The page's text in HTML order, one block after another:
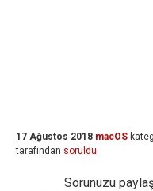
17 Ağustos 2018 macOS
tarafından soruldu
Sorunuzu